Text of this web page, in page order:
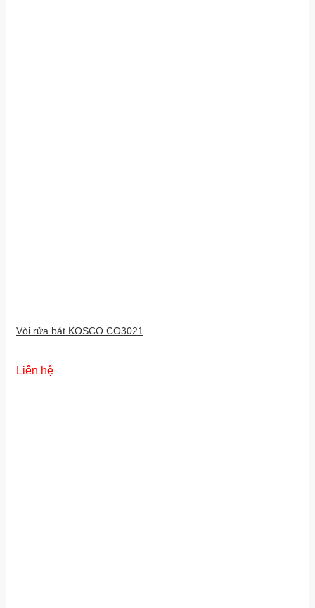
Vòi rửa bát KOSCO CO3021
Liên hệ